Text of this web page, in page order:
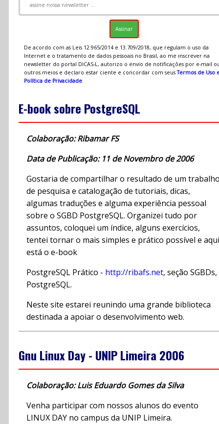
De acordo com as Leis 12.965/2014 e 13.709/2018, que regulam o uso da
Internet e o tratamento de dados pessoais no Brasil, ao me inscrever na
newsletter do portal DICAS-L, autorizo o envio de notificações por e-mail
outros meios e declaro estar ciente e concordar com seusTermos de Uso
Política de Privacidade.
E-book sobre PostgreSQL
Colaboração: Ribamar FS
Data de Publicação: 11 de Novembro de 2006
Gostaria de compartilhar o resultado de um
de pesquisa e catalogação de tutoriais, dicas,
algumas traduções e alguma experiência pessoal
sobre o SGBD PostgreSQL. Organizei tudo por
assuntos, coloquei um índice, alguns exercícios,
tentei tornar o mais simples e prático possível e aqui
está o e-book
PostgreSQL Prático - http://ribafs.net, seção SGBDs,
PostgreSQL.
Neste site estarei reunindo uma grande biblioteca
destinada a apoiar o desenvolvimento web.
Gnu Linux Day - UNIP Limeira 2006
Colaboração: Luis Eduardo Gomes da Silva
Venha participar com nossos alunos do evento
LINUX DAY no campus da UNIP Limeira.